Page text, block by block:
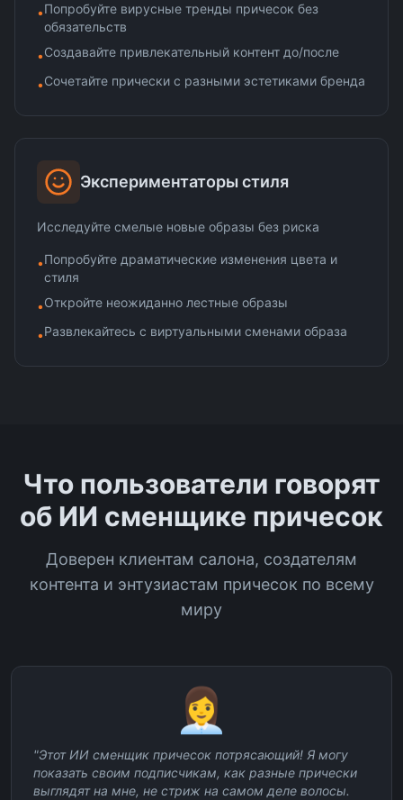
•Попробуйте вирусные тренды причесок без
обязательств
•Создавайте привлекательный контент до/после
•Сочетайте прически с разными эстетиками бренда
Экспериментаторы стиля
Исследуйте смелые новые образы без риска
•Попробуйте драматические изменения цвета и
стиля
•Откройте неожиданно лестные образы
•Развлекайтесь с виртуальными сменами образа
Что пользователи говорят
об ИИ сменщике причесок
Доверен клиентам салона, создателям
контента и энтузиастам причесок по всему
миру
👩‍💼
"Этот ИИ сменщик причесок потрясающий! Я могу
показать своим подписчикам, как разные прически
выглядят на мне, не стриж на самом деле волосы.